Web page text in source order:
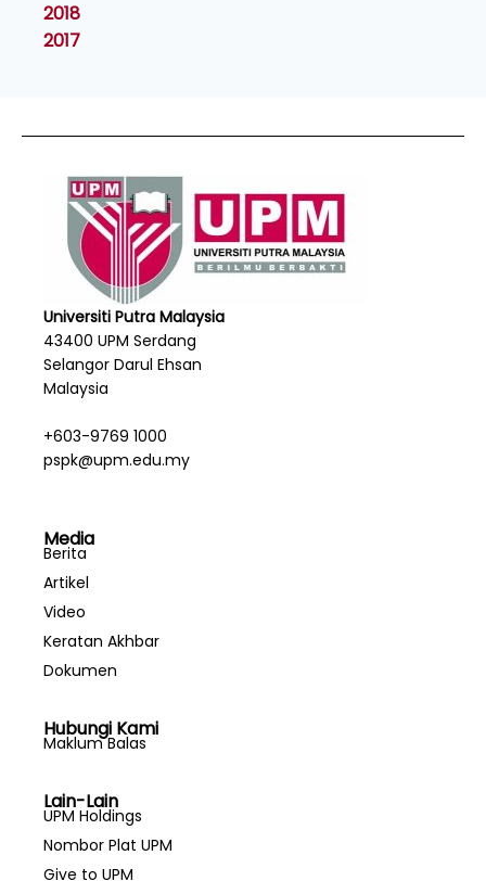
2018
2017
Universiti Putra Malaysia
43400 UPM Serdang
Selangor Darul Ehsan
Malaysia
+603-9769 1000
pspk@upm.edu.my
Media
Berita
Artikel
Video
Keratan Akhbar
Dokumen
Hubungi Kami
Maklum Balas
Lain-Lain
UPM Holdings
Nombor Plat UPM
Give to UPM